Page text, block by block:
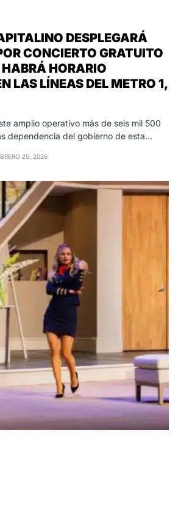
DESPLEGARÁ
CONCIERTO GRATUITO
HORARIO
LAS LÍNEAS DEL METRO 1,
amplio operativo más de seis mil 500
dependencia del gobierno de esta…
25, 2026